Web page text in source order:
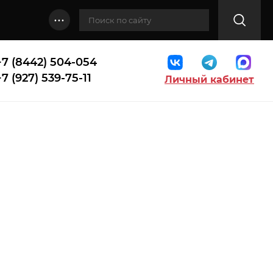
...
(8442) 504-054
(927) 539-75-11
Личный кабинет